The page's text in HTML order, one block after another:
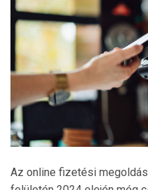
Az online fizetési